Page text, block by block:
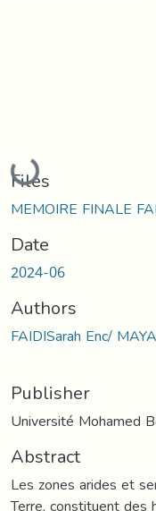
Loading...
Files
MEMOIRE FINALE
Date
2024-06
Authors
FAIDISarah Enc/
Publisher
Université Mohamed
Abstract
Les zones arides et